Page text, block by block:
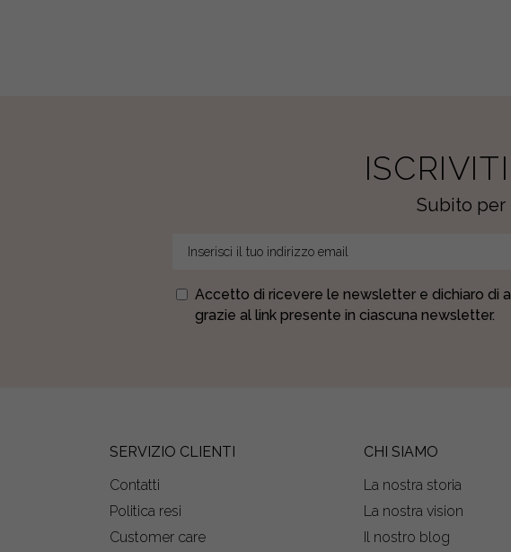
Subito per
Accetto di ricevere le newsletter e dichiaro di
grazie al link presente in ciascuna newsletter.
SERVIZIO CLIENTI
Contatti
Politica resi
Customer care
CHI SIAMO
La nostra storia
La nostra vision
Il nostro blog